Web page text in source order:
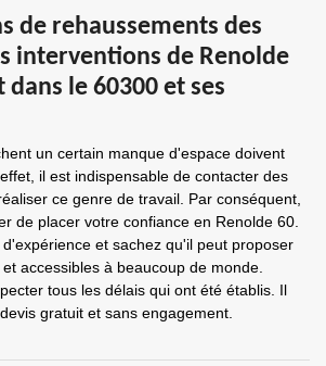
de rehaussements des
interventions de Renolde
dans le 60300 et ses
un certain manque d'espace doivent
il est indispensable de contacter des
ce genre de travail. Par conséquent,
de placer votre confiance en Renolde 60.
et sachez qu'il peut proposer
accessibles à beaucoup de monde.
tous les délais qui ont été établis. Il
gratuit et sans engagement.